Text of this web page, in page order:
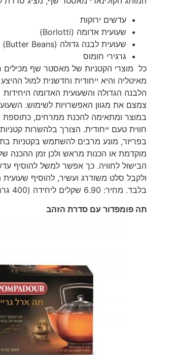
עדשים ירוקות
שעועית אדומה (Borlotti)
שעועית לבנה גדולה (Butter Beans)
גרגירי חומוס
כל מוצרי הקטניות של מאסטר שף
מאיטליה והיא ייחודית וחדשנית למול
הלבנה הגדולה והשעועית האדומה
צמצם את מגוון האפשרויות לשימוש.
במוצר ומתאימה להכנת ממרחים, כתוספת
חווית טעם ייחודית. הצורך בלהשרות
בפריזר, מונע מרבים להשתמש בקטניות
מוקדמת או הכנות מראש ולכן זמן ההכנה
הבישול לחוויה. כך אפשר למשל להוסיף
בלבד. מחיר: 6.90 שקלים ליחידה (400 גרם).
תה פומפדור עם סדרת הזהב